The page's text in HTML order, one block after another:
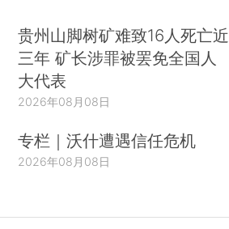
贵州山脚树矿难致16人死亡近
三年 矿长涉罪被罢免全国人
大代表
2026年08月08日
专栏｜沃什遭遇信任危机
2026年08月08日